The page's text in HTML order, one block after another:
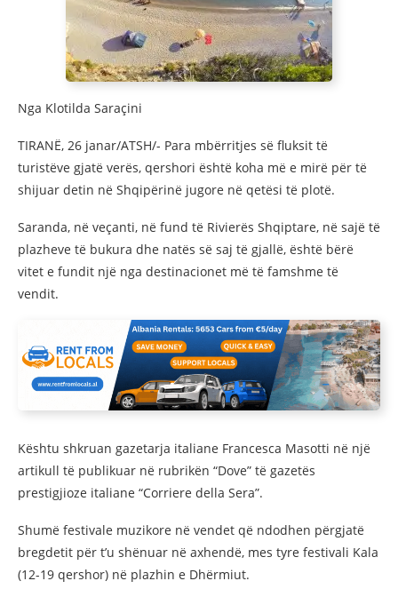
Nga Klotilda Saraçini
TIRANË, 26 janar/ATSH/- Para mbërritjes së fluksit të
turistëve gjatë verës, qershori është koha më e mirë për të
shijuar detin në Shqipërinë jugore në qetësi të plotë.
Saranda, në veçanti, në fund të Rivierës Shqiptare, në sajë të
plazheve të bukura dhe natës së saj të gjallë, është bërë
vitet e fundit një nga destinacionet më të famshme të
vendit.
Kështu shkruan gazetarja italiane Francesca Masotti në një
artikull të publikuar në rubrikën “Dove” të gazetës
prestigjioze italiane “Corriere della Sera”.
Shumë festivale muzikore në vendet që ndodhen përgjatë
bregdetit për t’u shënuar në axhendë, mes tyre festivali Kala
(12-19 qershor) në plazhin e Dhërmiut.